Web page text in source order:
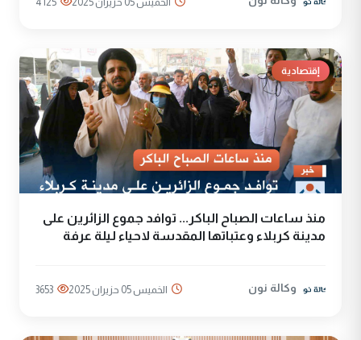
إقتصادية
منذ ساعات الصباح الباكر... توافد جموع الزائرين على
مدينة كربلاء وعتباتها المقدسة لاحياء ليلة عرفة
وكالة نون الخميس 05 حزيران 2025 3653